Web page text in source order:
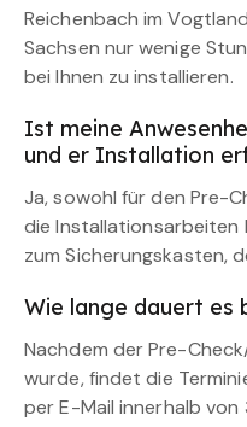
Reichenbach im
Sachsen nur wenige
bei Ihnen zu installieren.
Ist meine
und er Installation
Ja, sowohl für den Pre-
die Installationsarbeiten
zum Sicherungskasten,
Wie lange dauert es
Nachdem der Pre-
wurde, findet die
per E-Mail innerhalb